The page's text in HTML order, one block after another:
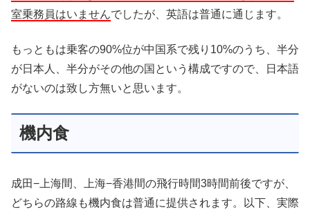
室乗務員はいませんでしたが、英語は普通に通じます。
もっともは乗客の90%位が中国系で残り10%のうち、半分
が日本人、半分がその他の国という構成ですので、日本語
がないのは致し方無いと思います。
機内食
成田−上海間、上海−香港間の飛行時間3時間前後ですが、
どちらの路線も機内食は普通に提供されます。以下、実際